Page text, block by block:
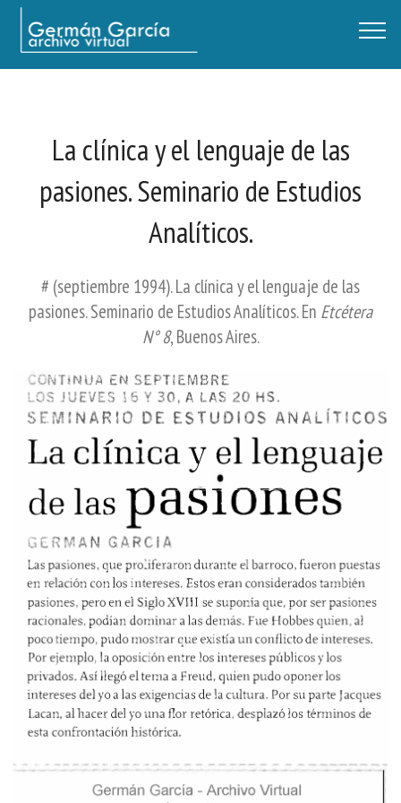
Germán García - Archivo Virtual / Centro Descartes, Buenos Aires
La clínica y el lenguaje de las
pasiones. Seminario de Estudios
Analíticos.
# (septiembre 1994). La clínica y el lenguaje de las
pasiones. Seminario de Estudios Analíticos. En Etcétera
N° 8, Buenos Aires.